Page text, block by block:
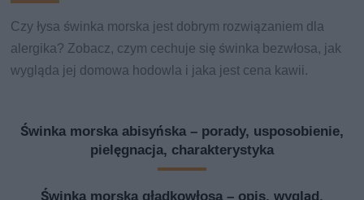
Czy łysa świnka morska jest dobrym rozwiązaniem dla
alergika? Zobacz, czym cechuje się świnka bezwłosa, jak
wygląda jej domowa hodowla i jaka jest cena kawii.
Świnka morska abisyńska – porady, usposobienie,
pielęgnacja, charakterystyka
Świnka morska gładkowłosa – opis, wygląd,